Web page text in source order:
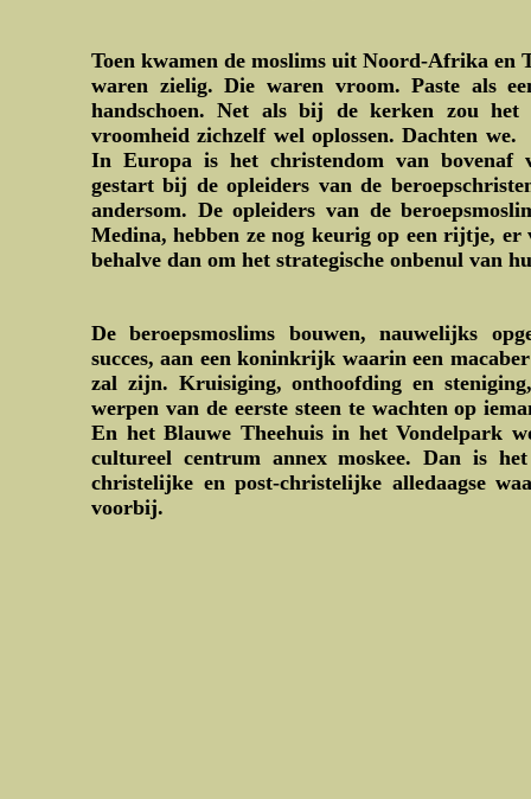
Toen kwamen de moslims uit Noord-Afrika en
waren zielig. Die waren vroom. Paste als
handschoen. Net als bij de kerken zou
vroomheid zichzelf wel oplossen. Dachten
In Europa is het christendom van bovenaf
gestart bij de opleiders van de
andersom. De opleiders van de
Medina, hebben ze nog keurig op een rijtje, er
behalve dan om het strategische onbenul van
De beroepsmoslims bouwen, nauwelijks
succes, aan een koninkrijk waarin een
zal zijn. Kruisiging, onthoofding en
werpen van de eerste steen te wachten op
En het Blauwe Theehuis in het Vondelpark
cultureel centrum annex moskee. Dan is
christelijke en post-christelijke alledaagse
voorbij.